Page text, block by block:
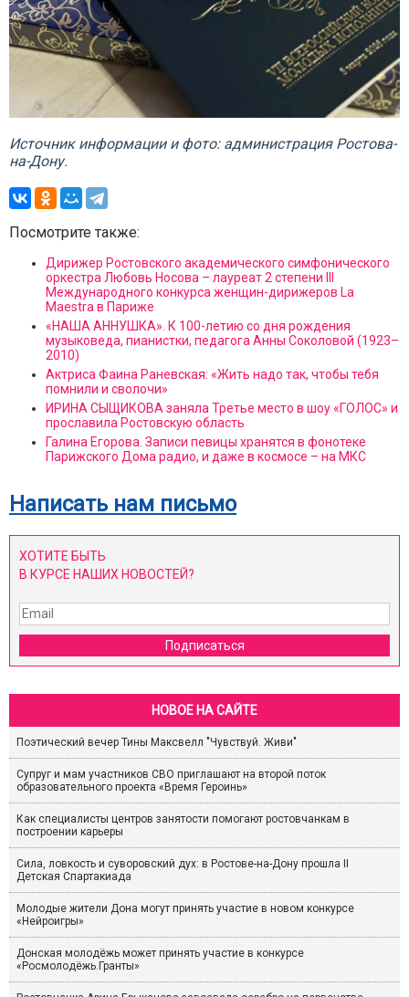
Источник информации и фото: администрация Ростова-
на-Дону.
Посмотрите также:
Дирижер Ростовского академического симфонического
оркестра Любовь Носова – лауреат 2 степени III
Международного конкурса женщин-дирижеров La
Maestra в Париже
«НАША АННУШКА». К 100-летию со дня рождения
музыковеда, пианистки, педагога Анны Соколовой (1923–
2010)
Актриса Фаина Раневская: «Жить надо так, чтобы тебя
помнили и сволочи»
ИРИНА СЫЩИКОВА заняла Третье место в шоу «ГОЛОС» и
прославила Ростовскую область
Галина Егорова. Записи певицы хранятся в фонотеке
Парижского Дома радио, и даже в космосе – на МКС
Написать нам письмо
ХОТИТЕ БЫТЬ
В КУРСЕ НАШИХ НОВОСТЕЙ?
Подписаться
НОВОЕ НА САЙТЕ
Поэтический вечер Тины Максвелл "Чувствуй. Живи"
Супруг и мам участников СВО приглашают на второй поток
образовательного проекта «Время Героинь»
Как специалисты центров занятости помогают ростовчанкам в
построении карьеры
Сила, ловкость и суворовский дух: в Ростове-на-Дону прошла II
Детская Спартакиада
Молодые жители Дона могут принять участие в новом конкурсе
«Нейроигры»
Донская молодёжь может принять участие в конкурсе
«Росмолодёжь.Гранты»